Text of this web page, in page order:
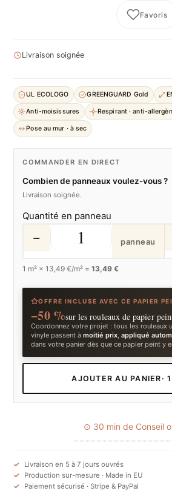
Favoris
Livraison soignée
UL ECOLOGO GREENGUARD Gold
Anti-moisissures Respirant · anti-
Pose au mur · à sec
COMMANDER EN DIRECT
Combien de panneaux voulez-vous ?
Livraison soignée.
Quantité en panneau
− panneau
1 m² ×13,49 €/m² =13,49 €
OFFRE INCLUSE AVEC CE PAPIER
−50 %sur les rouleaux de papier
Coordonnez votre projet : tous les rouleaux
vinyle passent àmoitié prix,appliqué
dans votre panier dès que ce papier peint y
AJOUTER AU PANIER ·
⊙ 30 min de Conseil
Livraison en 5 à 7 jours ouvrés
Production sur-mesure · Made in EU
Paiement sécurisé · Stripe & PayPal